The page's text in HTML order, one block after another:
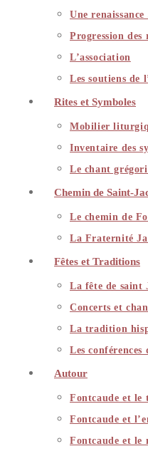
Une
Progression des
L’association
Les soutiens de
Rites et Symboles
Mobilier
Inventaire des
Le chant
Chemin de Saint-
Le chemin de
La Fraternité
Fêtes et Traditions
La fête de saint
Concerts et
La tradition
Les conférences
Autour
Fontcaude et le
Fontcaude et
Fontcaude et le